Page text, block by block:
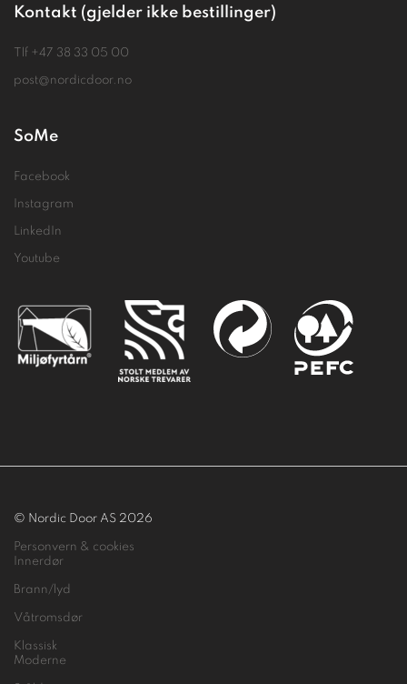
Kontakt (gjelder ikke bestillinger)
Tlf +47 38 33 05 00
post@nordicdoor.no
SoMe
Facebook
Instagram
LinkedIn
Youtube
© Nordic Door AS 2026
Personvern & cookies
Innerdør
Brann/lyd
Våtromsdør
Klassisk
Moderne